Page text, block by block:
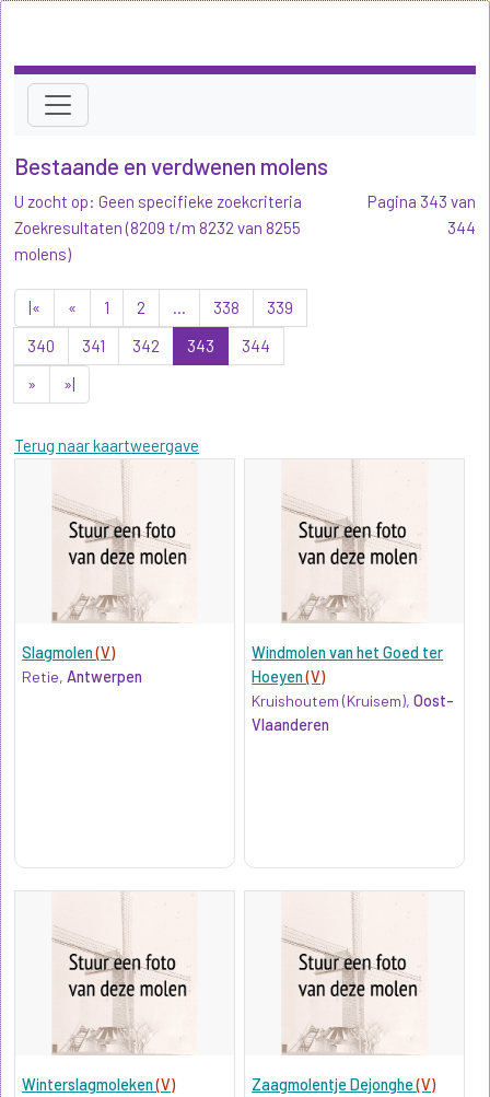
Bestaande en verdwenen molens
U zocht op: Geen specifieke zoekcriteria
Zoekresultaten (8209 t/m 8232 van 8255
molens)
|« « 1 2 ... 338
339
340
341 342 343
344
»
»|
Terug naar kaartweergave
Pagina 343 van
344
Slagmolen(V)
Retie, Antwerpen
Windmolen van het Goed ter
Hoeyen(V)
Kruishoutem (Kruisem),Oost-
Vlaanderen
Winterslagmoleken(V)
Zaagmolentje Dejonghe(V)